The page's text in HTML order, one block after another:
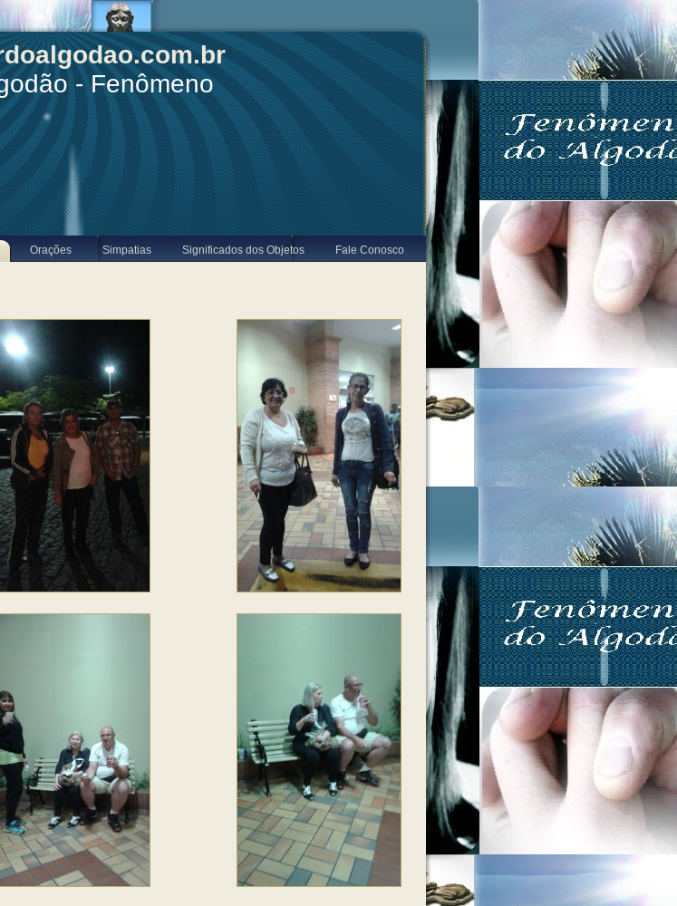
- Fenômeno
Orações Simpatias Significados dos Objetos Fale Conosco